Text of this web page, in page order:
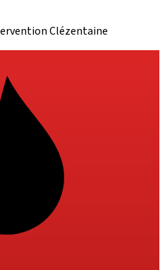
Clézentaine